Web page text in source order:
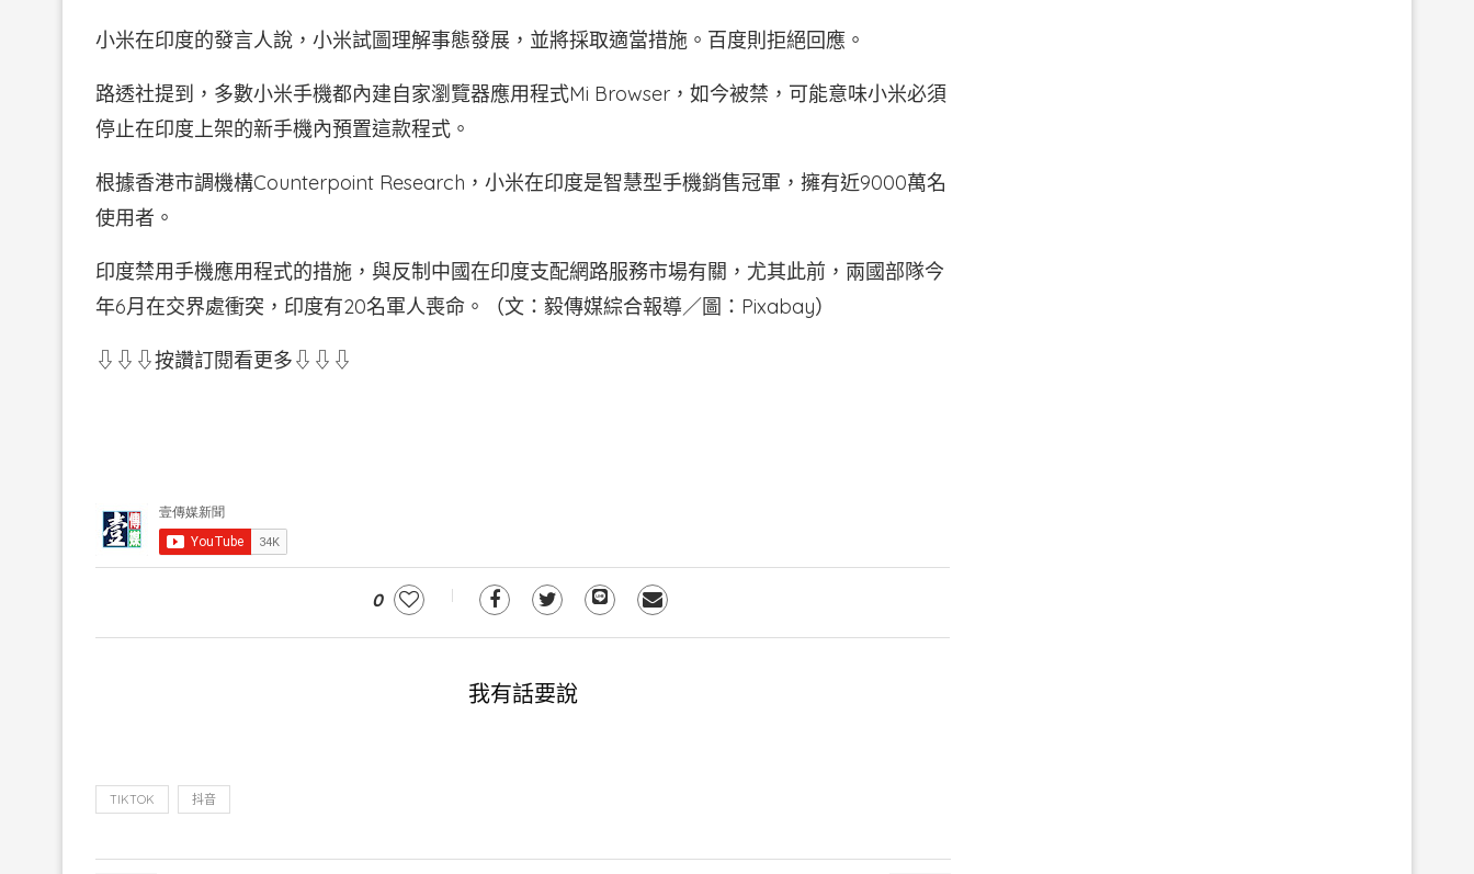
小米在印度的發言人說，小米試圖理解事態發展，並將採取適當措施。百度則拒絕回應。
路透社提到，多數小米手機都內建自家瀏覽器應用程式Mi Browser，如今被禁，可能意味小米必須
停止在印度上架的新手機內預置這款程式。
根據香港市調機構Counterpoint Research，小米在印度是智慧型手機銷售冠軍，擁有近9000萬名
使用者。
印度禁用手機應用程式的措施，與反制中國在印度支配網路服務市場有關，尤其此前，兩國部隊今
年6月在交界處衝突，印度有20名軍人喪命。（文：毅傳媒綜合報導／圖：Pixabay）
⇩⇩⇩按讚訂閱看更多⇩⇩⇩
0
我有話要說
TIKTOK 抖音